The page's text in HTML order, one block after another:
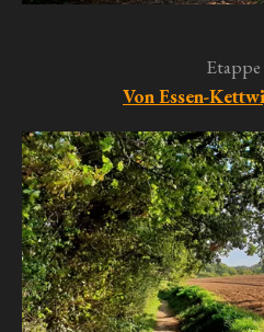
Etappe
Von Essen-